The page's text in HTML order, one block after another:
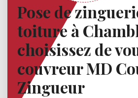
Pose de
toiture à
choisissez de
couvreur MD
Zingueur